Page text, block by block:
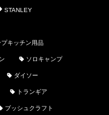
STANLEY
プキッチン用品
ソロキャンプ
ダイソー
トランギア
ブッシュクラフト